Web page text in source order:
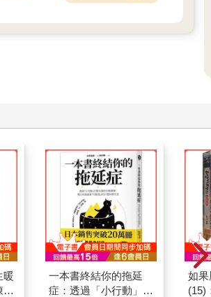
一項產品的內部含有會產生大量熱能的組
置：消費者期待筆記型電腦可以不費吹灰
暗示著進氣與排氣最好不要太明顯。不過
有可能強調散熱裝置以突顯其耐用度。室
讓空氣循環，然而戴森（Dyson）的前衛
，將焦點轉移至其獨特的外型上。
見得是最好的。
necessarily mean a perfect fit.
體，在一開始抓握時會讓人感覺相當舒
面來看，它卻不見得是最好的產品，因為
暖
亮
一本書終結你的拖延
症：透過「小行動」打
如
(15)